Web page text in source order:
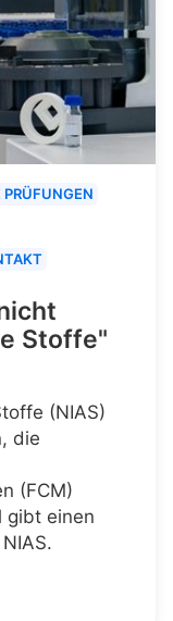
Stoffe"
(NIAS)
die
(FCM)
gibt einen